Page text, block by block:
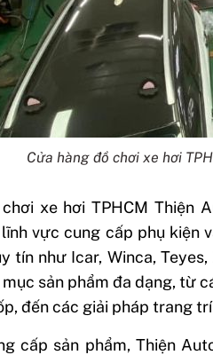
Cửa hàng đồ chơi xe hơi
xe hơi TPHCM Thiện
vực cung cấp phụ kiện
tín như Icar, Winca,
sản phẩm đa dạng, từ
đến các giải pháp trang
cấp sản phẩm, Thiện